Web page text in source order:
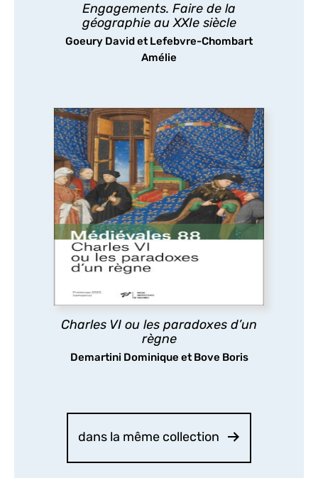
Engagements. Faire de la
géographie au XXIe siècle
Goeury David et Lefebvre-Chombart
Amélie
découvrir
Charles VI ou les paradoxes d’un
règne
Demartini Dominique et Bove Boris
Charles VI ou les paradoxes d’un
règne
Le long règne de Charles VI a longtemps été
considéré comme une catastrophe,
pourtant les arts et les lettres ont fleuri à
sa cour, tandis que sa folie même stimulait
paradoxes ici analysés.
découvrir
dans la même collection